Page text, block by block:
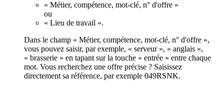
« Métier, compétence, mot-clé, n° d'offre »
ou
« Lieu de travail ».
Dans le champ « Métier, compétence, mot-clé, n° d'offre »,
vous pouvez saisir, par exemple, « serveur », « anglais »,
« brasserie » en tapant sur la touche « entrée » entre chaque
mot. Vous recherchez une offre précise ? Saisissez
directement sa référence, par exemple 049RSNK.